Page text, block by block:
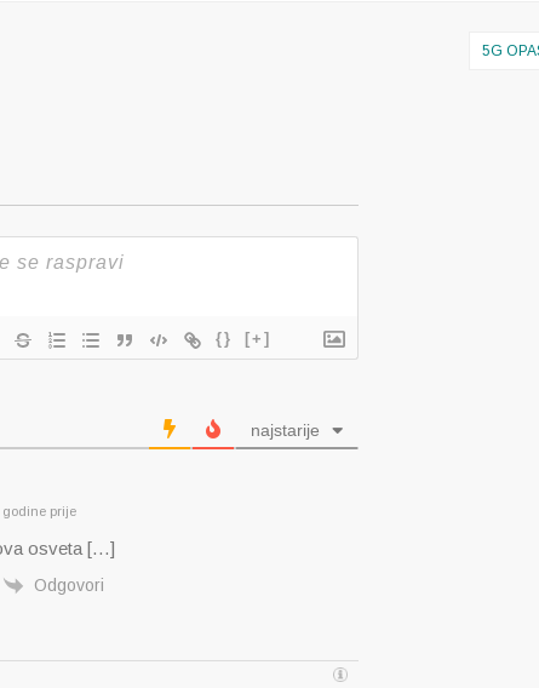
5G
{} [+]
najstarije
godine prije
osveta […]
Odgovori